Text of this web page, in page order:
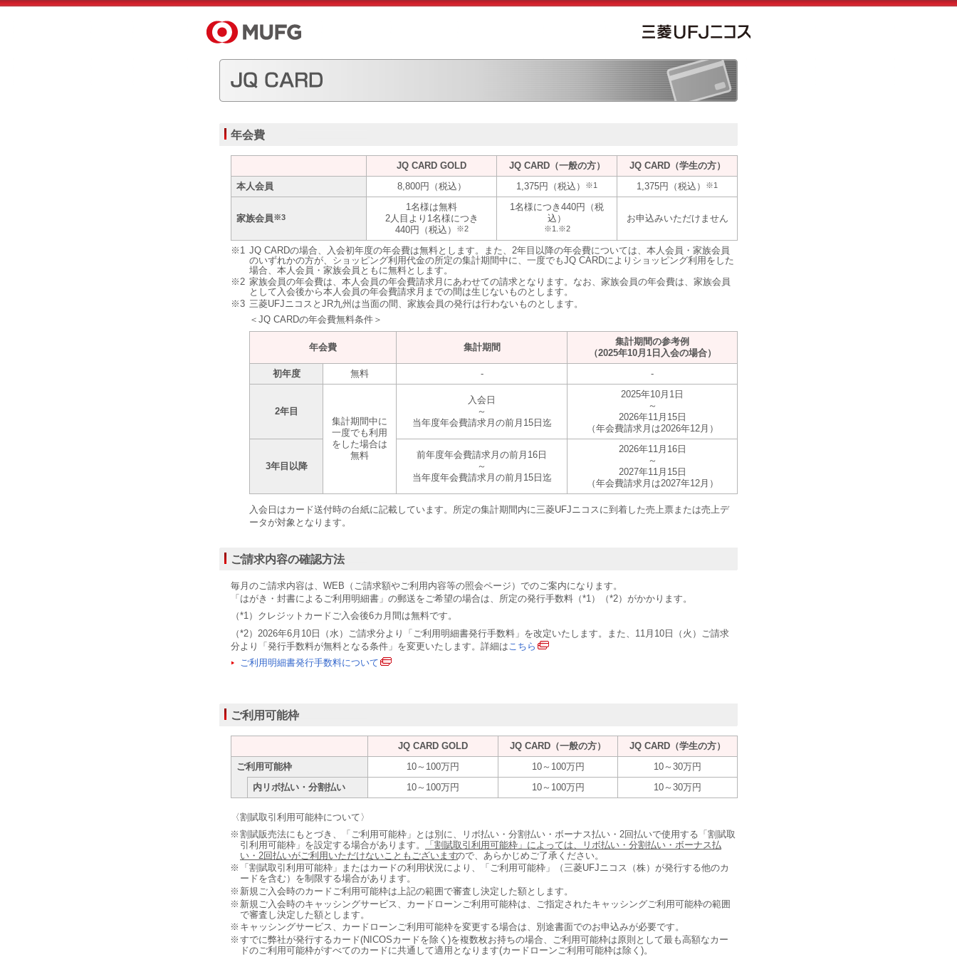
年会費
JQ CARD GOLD JQ CARD（一般の方）
JQ CARD（学生の方）
本人会員
8,800円（税込） 1,375円（税込） ※1 1,375円（税込） ※1
家族会員※3
1名様は無料
2人目より1名様につき
440円（税込）
※2
1名様につき440円（税
込）
※1.※2
お申込みいただけません
※1 JQ CARDの場合、入会初年度の年会費は無料とします。また、2年目以降の年会費については、本人会員・家族会員
のいずれかの方が、ショッピング利用代金の所定の集計期間中に、一度でもJQ CARDによりショッピング利用をした
場合、本人会員・家族会員ともに無料とします。
※2 家族会員の年会費は、本人会員の年会費請求月にあわせての請求となります。なお、家族会員の年会費は、家族会員
として入会後から本人会員の年会費請求月までの間は生じないものとします。
※3 三菱UFJニコスとJR九州は当面の間、家族会員の発行は行わないものとします。
＜JQ CARDの年会費無料条件＞
年会費 集計期間
集計期間の参考例
（2025年10月1日入会の場合）
初年度
無料 - -
2年目
集計期間中に
一度でも利用
をした場合は
無料
入会日
～
当年度年会費請求月の前月15日迄
2025年10月1日
～
2026年11月15日
（年会費請求月は2026年12月）
3年目以降
前年度年会費請求月の前月16日
～
当年度年会費請求月の前月15日迄
2026年11月16日
～
2027年11月15日
（年会費請求月は2027年12月）
入会日はカード送付時の台紙に記載しています。所定の集計期間内に三菱UFJニコスに到着した売上票または売上デ
ータが対象となります。
ご請求内容の確認方法
毎月のご請求内容は、WEB（ご請求額やご利用内容等の照会ページ）でのご案内になります。
「はがき・封書によるご利用明細書」の郵送をご希望の場合は、所定の発行手数料（*1）（*2）がかかります。
（*1）クレジットカードご入会後6カ月間は無料です。
（*2）2026年6月10日（水）ご請求分より「ご利用明細書発行手数料」を改定いたします。また、11月10日（火）ご請求
分より「発行手数料が無料となる条件」を変更いたします。詳細は こちら
ご利用明細書発行手数料について
ご利用可能枠
JQ CARD GOLD JQ CARD（一般の方）
JQ CARD（学生の方）
ご利用可能枠
10～100万円 10～100万円
10～30万円
内リボ払い・分割払い
10～100万円 10～100万円 10～30万円
〈割賦取引利用可能枠について〉
※割賦販売法にもとづき、「ご利用可能枠」とは別に、リボ払い・分割払い・ボーナス払い・2回払いで使用する「割賦取
引利用可能枠」を設定する場合があります。
「割賦取引利用可能枠」によっては、リボ払い・分割払い・ボーナス払
い・2回払いがご利用いただけないこともございますので、あらかじめご了承ください。
※
「割賦取引利用可能枠」またはカードの利用状況により、「ご利用可能枠」（三菱UFJニコス（株）が発行する他のカ
ードを含む）を制限する場合があります。
※新規ご入会時のカードご利用可能枠は上記の範囲で審査し決定した額とします。
※新規ご入会時のキャッシングサービス、カードローンご利用可能枠は、ご指定されたキャッシングご利用可能枠の範囲
で審査し決定した額とします。
※キャッシングサービス、カードローンご利用可能枠を変更する場合は、別途書面でのお申込みが必要です。
※すでに弊社が発行するカード(NICOSカードを除く)を複数枚お持ちの場合、ご利用可能枠は原則として最も高額なカー
ドのご利用可能枠がすべてのカードに共通して適用となります(カードローンご利用可能枠は除く)。